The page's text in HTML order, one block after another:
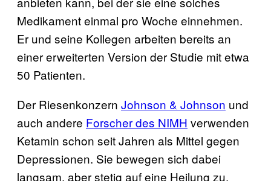
Medikament einmal pro Woche einnehmen.
Er und seine Kollegen arbeiten bereits an
einer erweiterten Version der Studie mit etwa
50 Patienten.
Der Riesenkonzern Johnson &​ Johnson und
auch andere Forsc​her des NIMH verwenden
Ketamin schon seit Jahren als Mittel gegen
Depressionen. Sie bewegen sich dabei
langsam, aber stetig auf eine Heilung zu.